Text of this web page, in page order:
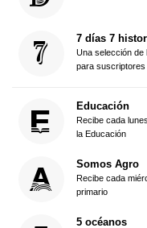
7 días 7
Una selección de
para suscriptores
Educación
Recibe cada
la Educación
Somos Agro
Recibe cada
primario
5 océanos